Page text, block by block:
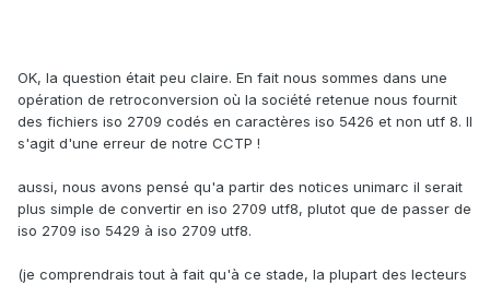
OK, la question était peu claire. En fait nous sommes dans une
opération de retroconversion où la société retenue nous fournit
des fichiers iso 2709 codés en caractères iso 5426 et non utf 8. Il
s'agit d'une erreur de notre CCTP !
aussi, nous avons pensé qu'a partir des notices unimarc il serait
plus simple de convertir en iso 2709 utf8, plutot que de passer de
iso 2709 iso 5429 à iso 2709 utf8.
(je comprendrais tout à fait qu'à ce stade, la plupart des lecteurs